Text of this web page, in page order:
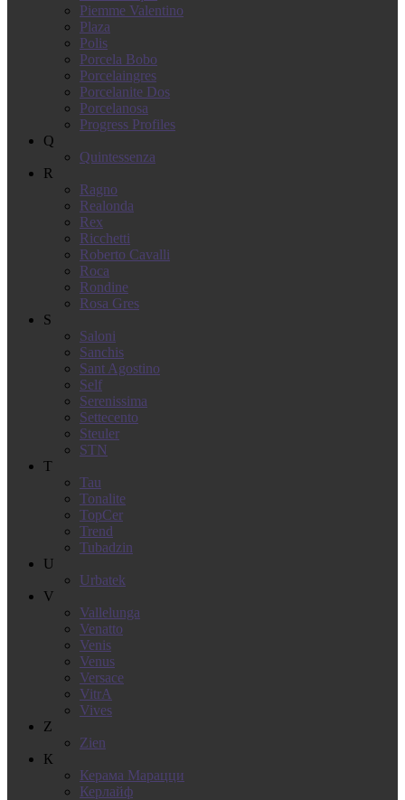
Piemme Valentino
Plaza
Polis
Porcela Bobo
Porcelaingres
Porcelanite Dos
Porcelanosa
Progress Profiles
Q
Quintessenza
R
Ragno
Realonda
Rex
Ricchetti
Roberto Cavalli
Roca
Rondine
Rosa Gres
S
Saloni
Sanchis
Sant Agostino
Self
Serenissima
Settecento
Steuler
STN
T
Tau
Tonalite
TopCer
Trend
Tubadzin
U
Urbatek
V
Vallelunga
Venatto
Venis
Venus
Versace
VitrA
Vives
Z
Zien
К
Керама Марацци
Керлайф